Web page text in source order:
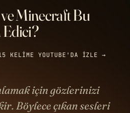
Minecraft Bu
KELIME YOUTUBE'DA IZLE →
için gözlerinizi
Böylece çıkan sesleri